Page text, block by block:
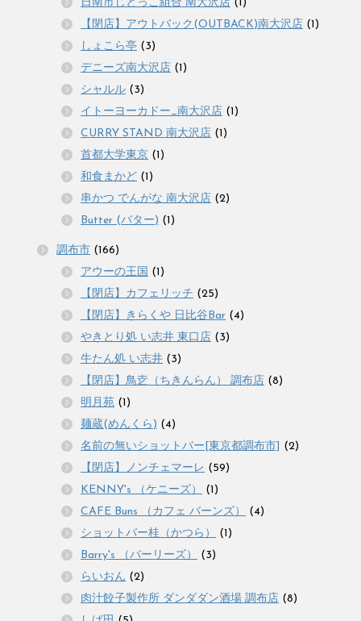
日南市じとっこ組合 南大沢店 (1)
【閉店】アウトバック(OUTBACK)南大沢店 (1)
しょこら亭 (3)
デニーズ南大沢店 (1)
シャルル (3)
イトーヨーカドー_南大沢店 (1)
CURRY STAND 南大沢店 (1)
首都大学東京 (1)
和食まかど (1)
串かつ でんがな 南大沢店 (2)
Butter (バター) (1)
調布市 (166)
アウーの王国 (1)
【閉店】カフェリッチ (25)
【閉店】きらくや 日比谷Bar (4)
やきとり処 い志井 東口店 (3)
牛たん処 い志井 (3)
【閉店】鳥赱（ちきんらん） 調布店 (8)
明月苑 (1)
麺蔵(めんくら) (4)
名前の無いショットバー[東京都調布市]
(2)
【閉店】ノンチェマーレ (59)
KENNY's （ケニーズ）
(1)
CAFE Buns （カフェ バーンズ）
(4)
ショットバー桂（かつら）
(1)
Barry's （バーリーズ）
(3)
らいおん (2)
肉汁餃子製作所 ダンダダン酒場 調布店 (8)